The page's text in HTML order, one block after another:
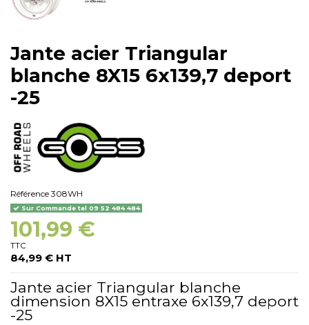
Jante acier Triangular
blanche 8X15 6x139,7 deport
-25
Référence 308WH
Sur Commande tel 09 52 484 484
101,99 €
TTC
84,99 € HT
Jante acier Triangular blanche
dimension 8X15 entraxe 6x139,7 deport
-25